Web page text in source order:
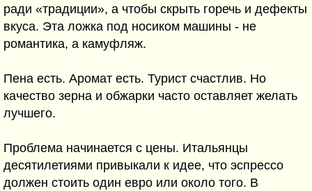
ради «традиции», а чтобы скрыть горечь и дефекты
вкуса. Эта ложка под носиком машины - не
романтика, а камуфляж.
Пена есть. Аромат есть. Турист счастлив. Но
качество зерна и обжарки часто оставляет желать
лучшего.
Проблема начинается с цены. Итальянцы
десятилетиями привыкали к идее, что эспрессо
должен стоить один евро или около того. В